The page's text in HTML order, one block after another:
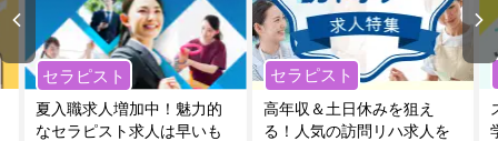
セラピスト
夏入職求人増加中！魅力的
なセラピスト求人は早いも
セラピスト
高年収＆土日休みを狙え
る！人気の訪問リハ求人を